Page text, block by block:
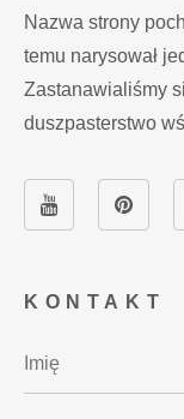
KONTAKT
Nazwa strony
temu narysował
Zastanawialiśmy
duszpasterstwo